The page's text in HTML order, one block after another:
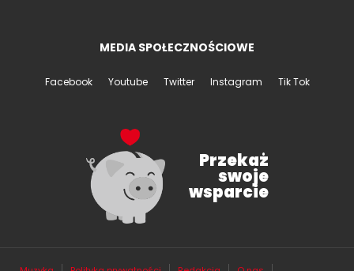
MEDIA SPOŁECZNOŚCIOWE
Facebook Youtube Twitter Instagram Tik Tok
Przekaż
swoje
wsparcie